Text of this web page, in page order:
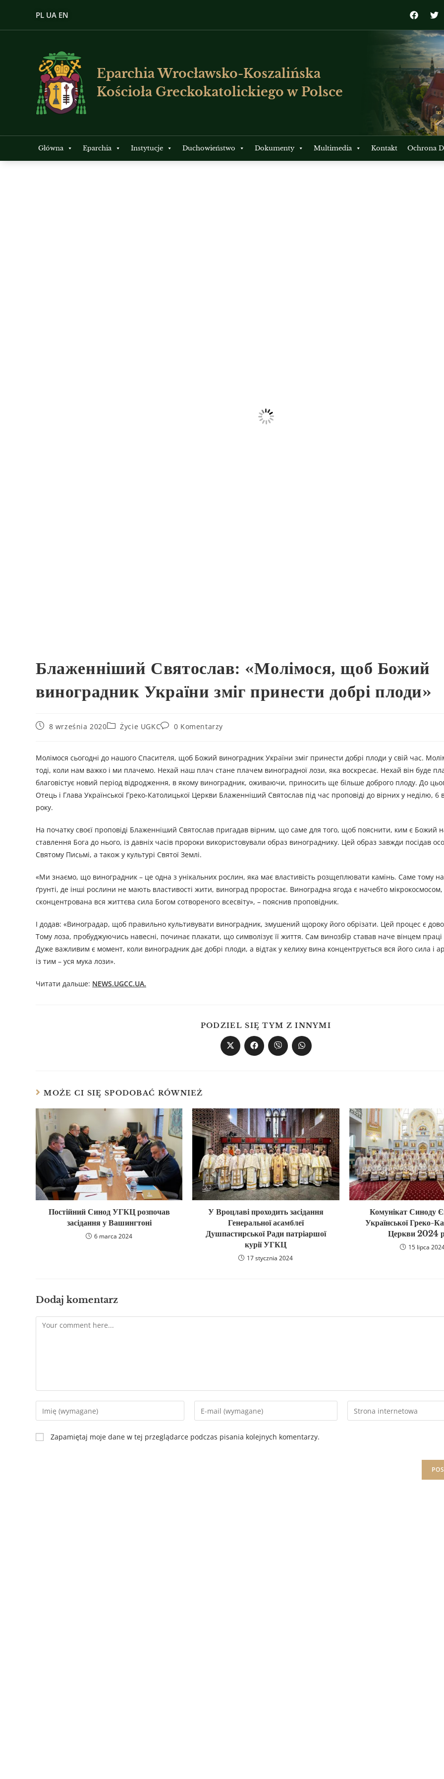
PL UA EN
Eparchia Wrocławsko-Koszalińska
Kościoła Greckokatolickiego w Polsce
Główna Eparchia Instytucje Duchowieństwo Dokumenty Multimedia Kontakt Ochrona
Блаженніший Святослав: «Молімося, щоб Божий
виноградник України зміг принести добрі плоди»
8 września 2020 Życie UGKC 0 Komentarzy
Молімося сьогодні до нашого Спасителя, щоб Божий виноградник України зміг принести добрі плоди у свій час.
тоді, коли нам важко і ми плачемо. Нехай наш плач стане плачем виноградної лози, яка воскресає. Нехай він буде
благовістує новий період відродження, в якому виноградник, оживаючи, приносить ще більше доброго плоду. До
Отець і Глава Української Греко-Католицької Церкви Блаженніший Святослав під час проповіді до вірних у неділю, 6
року.
На початку своєї проповіді Блаженніший Святослав пригадав вірним, що саме для того, щоб пояснити, ким є Божий
ставлення Бога до нього, із давніх часів пророки використовували образ винограднику. Цей образ завжди посідав
Святому Письмі, а також у культурі Святої Землі.
«Ми знаємо, що виноградник – це одна з унікальних рослин, яка має властивість розщеплювати камінь. Саме тому
ґрунті, де інші рослини не мають властивості жити, виноград проростає. Виноградна ягода є начебто
сконцентрована вся життєва сила Богом сотвореного всесвіту», – пояснив проповідник.
І додав: «Виноградар, щоб правильно культивувати виноградник, змушений щороку його обрізати. Цей процес є
Тому лоза, пробуджуючись навесні, починає плакати, що символізує її життя. Сам винозбір ставав наче вінцем
Дуже важливим є момент, коли виноградник дає добрі плоди, а відтак у келиху вина концентрується вся його сила і
із тим – уся мука лози».
Читати дальше: NEWS.UGCC.UA.
PODZIEL SIĘ TYM Z INNYMI
MOŻE CI SIĘ SPODOBAĆ RÓWNIEŻ
Постійний Синод УГКЦ розпочав
засідання у Вашингтоні
6 marca 2024
У Вроцлаві проходить засідання
Генеральної асамблеї
Душпастирської Ради патріаршої
курії УГКЦ
17 stycznia 2024
Комунікат Синоду
Української Греко-
Церкви 2024
15 lipca
Dodaj komentarz
Zapamiętaj moje dane w tej przeglądarce podczas pisania kolejnych komentarzy.